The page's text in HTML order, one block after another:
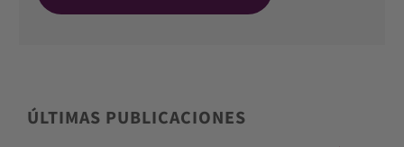
ÚLTIMAS PUBLICACIONES